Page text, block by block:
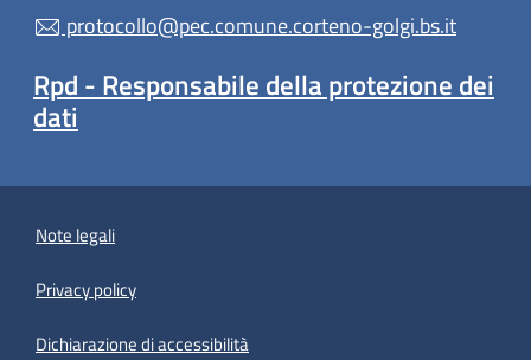
protocollo@pec.comune.corteno-golgi.bs.it
Rpd - Responsabile della protezione dei
dati
Note legali
Privacy policy
Dichiarazione di accessibilità